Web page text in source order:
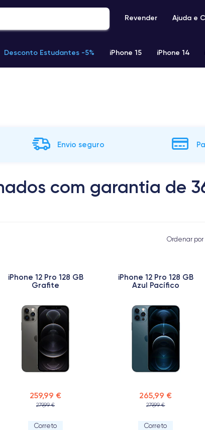
Revender Ajuda e
Desconto Estudantes -5% iPhone 15 iPhone 14
Envio seguro
com garantia de
Ordenar por
iPhone 12 Pro 128 GB
Grafite
259,99 €
279,99 €
Correto
iPhone 12 Pro 128 GB
Azul Pacífico
265,99 €
279,99 €
Correto